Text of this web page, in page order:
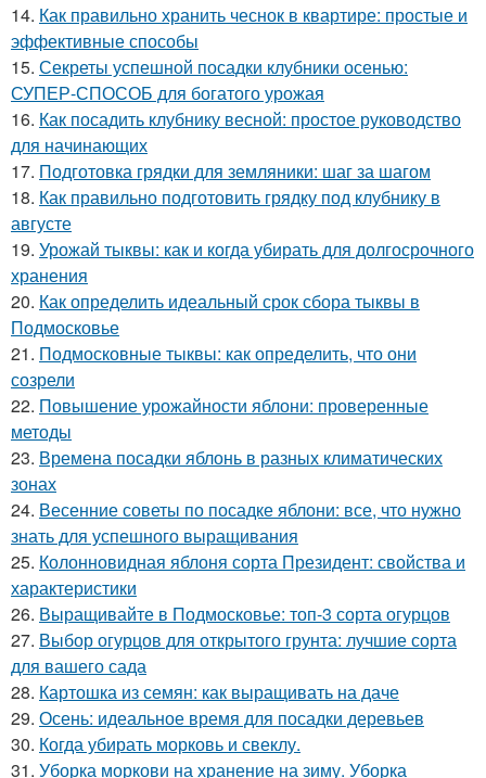
14. Как правильно хранить чеснок в квартире: простые и
эффективные способы
15. Секреты успешной посадки клубники осенью:
СУПЕР-СПОСОБ для богатого урожая
16. Как посадить клубнику весной: простое руководство
для начинающих
17. Подготовка грядки для земляники: шаг за шагом
18. Как правильно подготовить грядку под клубнику в
августе
19. Урожай тыквы: как и когда убирать для долгосрочного
хранения
20. Как определить идеальный срок сбора тыквы в
Подмосковье
21. Подмосковные тыквы: как определить, что они
созрели
22. Повышение урожайности яблони: проверенные
методы
23. Времена посадки яблонь в разных климатических
зонах
24. Весенние советы по посадке яблони: все, что нужно
знать для успешного выращивания
25. Колонновидная яблоня сорта Президент: свойства и
характеристики
26. Выращивайте в Подмосковье: топ-3 сорта огурцов
27. Выбор огурцов для открытого грунта: лучшие сорта
для вашего сада
28. Картошка из семян: как выращивать на даче
29. Осень: идеальное время для посадки деревьев
30. Когда убирать морковь и свеклу.
31. Уборка моркови на хранение на зиму. Уборка